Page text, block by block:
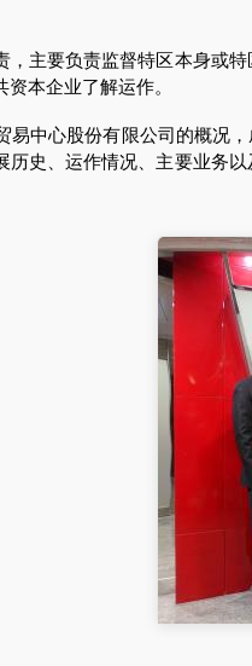
要负责监督特区本身或特
本企业了解运作。
心股份有限公司的概况，
历史、运作情况、主要业务